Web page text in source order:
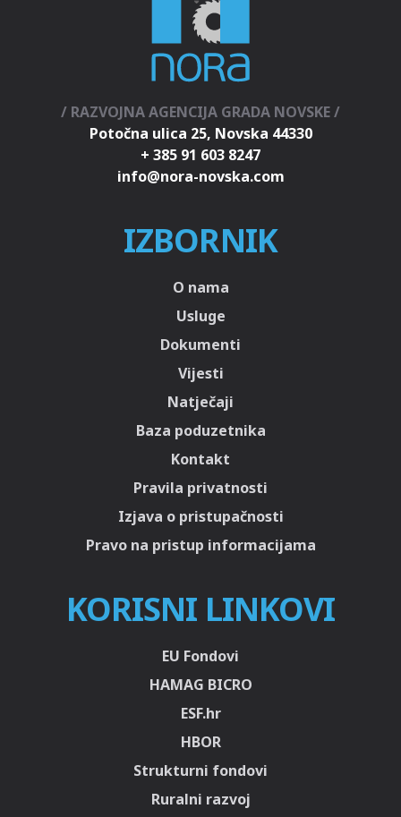
/ RAZVOJNA AGENCIJA GRADA NOVSKE /
Potočna ulica 25, Novska 44330
+ 385 91 603 8247
IZBORNIK
O nama
Usluge
Dokumenti
Vijesti
Natječaji
Baza poduzetnika
Kontakt
Pravila privatnosti
Izjava o pristupačnosti
Pravo na pristup informacijama
KORISNI LINKOVI
EU Fondovi
HAMAG BICRO
ESF.hr
HBOR
Strukturni fondovi
Ruralni razvoj